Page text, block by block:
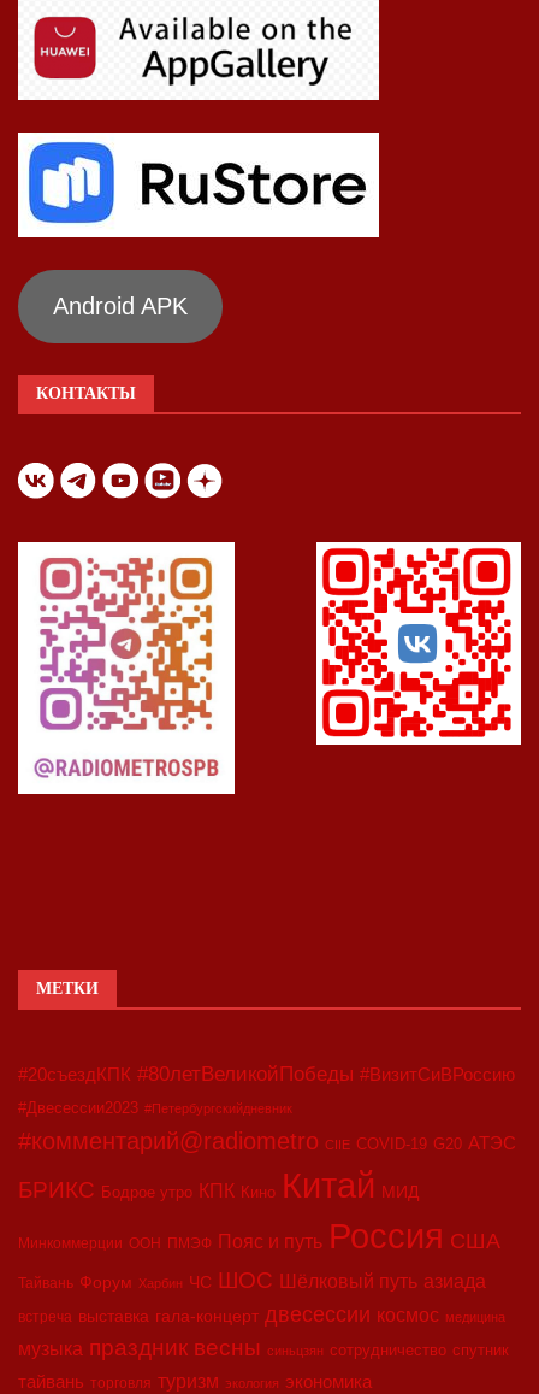
Android APK
КОНТАКТЫ
МЕТКИ
#20съездКПК #80летВеликойПобеды #ВизитСиВРоссию
#Двесессии2023 #Петербургскийдневник
#комментарий@radiometro CIIE COVID-19 G20 АТЭС
БРИКС Бодрое утро КПК Кино Китай МИД
Минкоммерции ООН ПМЭФ Пояс и путь Россия США
Тайвань Форум Харбин ЧС ШОС Шёлковый путь азиада
встреча выставка гала-концерт двесессии космос медицина
музыка праздник весны синьцзян сотрудничество спутник
тайвань торговля туризм экология экономика